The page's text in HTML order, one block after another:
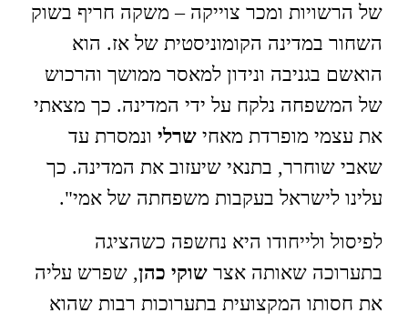
של הרשויות ומכר צוייקה – משקה חריף בשוק
השחור במדינה הקומוניסטית של אז. הוא
הואשם בגניבה ונידון למאסר ממושך והרכוש
של המשפחה נלקח על ידי המדינה. כך מצאתי
את עצמי מופרדת מאחי שרליונמסרת עד
שאבי שוחרר, בתנאי שיעזוב את המדינה. כך
עלינו לישראל בעקבות משפחתה של אמי".
לפיסול ולייחודו היא נחשפה כשהציגה
בתערוכה שאותה אצר שוקי כהן, שפרש עליה
את חסותו המקצועית בתערוכות רבות שהוא